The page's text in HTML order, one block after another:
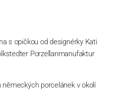
s opičkou od designérky Kati
Porzellanmanufaktur
porcelánek v okolí